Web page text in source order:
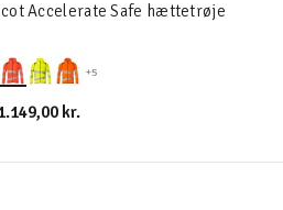
+5
Accelerate Safe hættetrøje
kr.